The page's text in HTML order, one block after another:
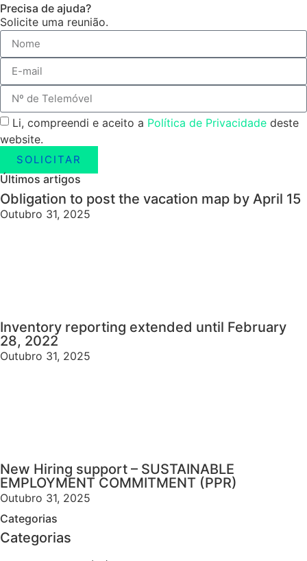
Precisa de ajuda?
Solicite uma reunião.
Li, compreendi e aceito a Política de Privacidade deste
website.
SOLICITAR
Últimos artigos
Obligation to post the vacation map by April 15
Outubro 31, 2025
Inventory reporting extended until February
28, 2022
Outubro 31, 2025
New Hiring support – SUSTAINABLE
EMPLOYMENT COMMITMENT (PPR)
Outubro 31, 2025
Categorias
Categorias